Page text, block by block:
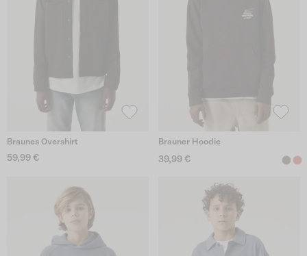
Braunes Overshirt
59,99 €
Brauner Hoodie
39,99 €